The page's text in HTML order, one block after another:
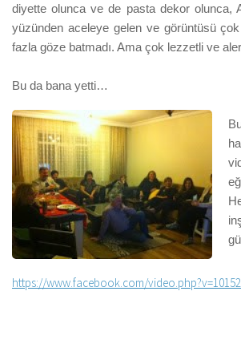
diyette olunca ve de pasta dekor olunca,
yüzünden aceleye gelen ve görüntüsü
fazla göze batmadı. Ama çok lezzetli ve
Bu da bana yetti…
https://www.facebook.com/